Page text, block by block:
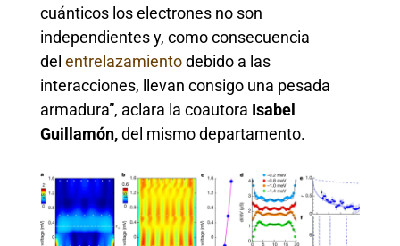
cuánticos los electrones no son
independientes y, como consecuencia
del entrelazamientodebido a las
interacciones, llevan consigo una pesada
armadura”, aclara la coautora Isabel
Guillamón,del mismo departamento.